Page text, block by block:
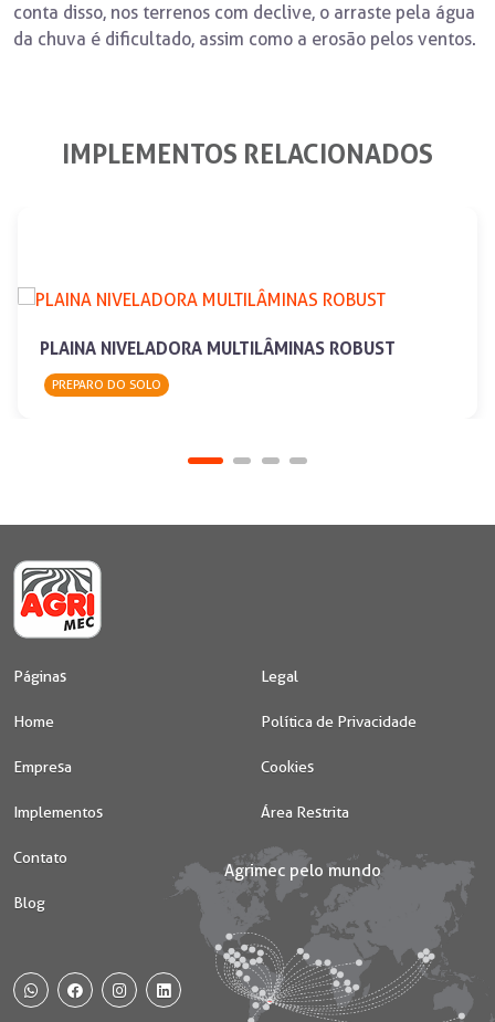
conta disso, nos terrenos com declive, o arraste pela água
da chuva é dificultado, assim como a erosão pelos ventos.
IMPLEMENTOS RELACIONADOS
PLAINA NIVELADORA MULTILÂMINAS ROBUST
PREPARO DO SOLO
Páginas
Home
Empresa
Implementos
Contato
Blog
Legal
Política de Privacidade
Cookies
Área Restrita
WhatsAppFacebookInstagram